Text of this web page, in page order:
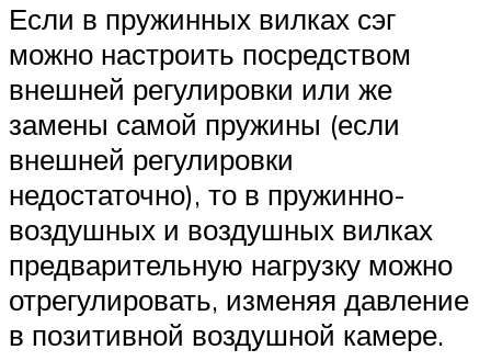
Если в пружинных вилках сэг
можно настроить посредством
внешней регулировки или же
замены самой пружины (если
внешней регулировки
недостаточно), то в пружинно-
воздушных и воздушных вилках
предварительную нагрузку можно
отрегулировать, изменяя давление
в позитивной воздушной камере.